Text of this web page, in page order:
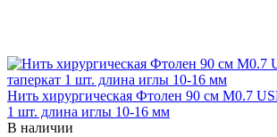
Нить хирургическая Фтолен 90 см М0.7
1 шт. длина иглы 10-16 мм
В наличии